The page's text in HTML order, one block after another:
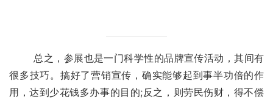
很多技巧。搞好了营销宣传，确实能够起到事半功倍的作
用，达到少花钱多办事的目的;反之，则劳民伤财，得不偿